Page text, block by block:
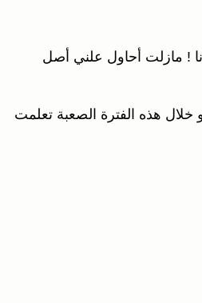
! مازلت أحاول علني أصل
هذه الفترة الصعبة تعلمت